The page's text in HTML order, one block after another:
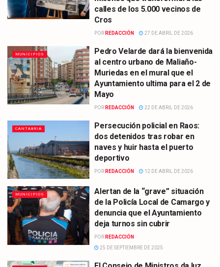
calles de los 5.000 vecinos de
Cros
POR REDACCIÓN 27 DE ABRIL DE 2026
MUNICIPIOS
Pedro Velarde dará la bienvenida
al centro urbano de Maliaño-
Muriedas en el mural que el
Ayuntamiento ultima para el 2 de
Mayo
POR REDACCIÓN 22 DE ABRIL DE 2026
CANTABRIA
Persecución policial en Raos:
dos detenidos tras robar en
naves y huir hasta el puerto
deportivo
POR REDACCIÓN 12 DE ABRIL DE 2026
MUNICIPIOS
Alertan de la “grave” situación
de la Policía Local de Camargo y
denuncia que el Ayuntamiento
deja turnos sin cubrir
POR REDACCIÓN
25 DE SEPTIEMBRE DE 2025